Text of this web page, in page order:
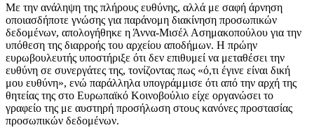
Με την ανάληψη της πλήρους ευθύνης, αλλά με σαφή άρνηση
οποιασδήποτε γνώσης για παράνομη διακίνηση προσωπικών
δεδομένων, απολογήθηκε η Άννα-Μισέλ Ασημακοπούλου για την
υπόθεση της διαρροής του αρχείου αποδήμων. Η πρώην
ευρωβουλευτής υποστήριξε ότι δεν επιθυμεί να μεταθέσει την
ευθύνη σε συνεργάτες της, τονίζοντας πως «ό,τι έγινε είναι δική
μου ευθύνη», ενώ παράλληλα υπογράμμισε ότι από την αρχή της
θητείας της στο Ευρωπαϊκό Κοινοβούλιο είχε οργανώσει το
γραφείο της με αυστηρή προσήλωση στους κανόνες προστασίας
προσωπικών δεδομένων.